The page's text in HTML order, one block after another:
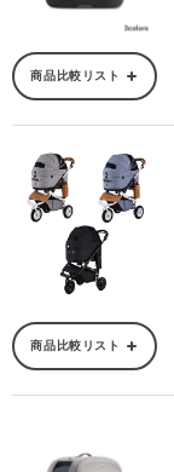
商品比較リスト
商品比較リスト